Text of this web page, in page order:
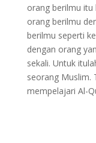
orang berilmu itu
orang berilmu
berilmu seperti
dengan orang
sekali. Untuk
seorang Muslim.
mempelajari Al-